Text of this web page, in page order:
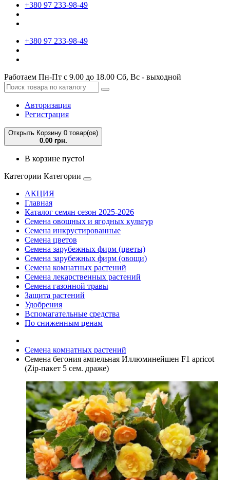
+380 97 233-98-49
+380 97 233-98-49
Работаем Пн-Пт с 9.00 до 18.00 Сб, Вс - выходной
Авторизация
Регистрация
Открыть Корзину 0 товар(ов)
0.00 грн.
В корзине пусто!
Категории Категории
АКЦИЯ
Главная
Каталог семян сезон 2025-2026
Семена овощных и ягодных культур
Семена инкрустированные
Семена цветов
Семена зарубежных фирм (цветы)
Семена зарубежных фирм (овощи)
Семена комнатных растений
Семена лекарственных растений
Семена газонной травы
Защита растений
Удобрения
Вспомагательные средства
По сниженным ценам
Семена комнатных растений
Семена бегония ампельная Иллюминейшен F1 apricot
(Zip-пакет 5 сем. драже)